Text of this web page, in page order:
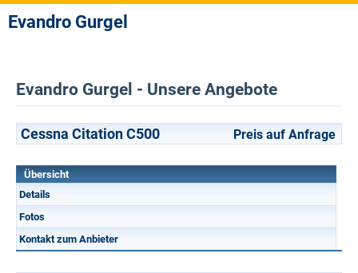
Evandro Gurgel
Evandro Gurgel - Unsere Angebote
Cessna Citation C500 Preis auf Anfrage
Übersicht
Details
Fotos
Kontakt zum Anbieter